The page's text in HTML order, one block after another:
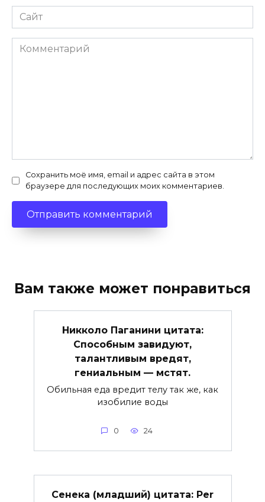
Сайт
Комментарий
Сохранить моё имя, email и адрес сайта в этом
браузере для последующих моих комментариев.
Вам также может понравиться
Никколо Паганини цитата:
Способным завидуют,
талантливым вредят,
гениальным — мстят.
Обильная еда вредит телу так же, как
изобилие воды
0 24
Сенека (младший) цитата: Per